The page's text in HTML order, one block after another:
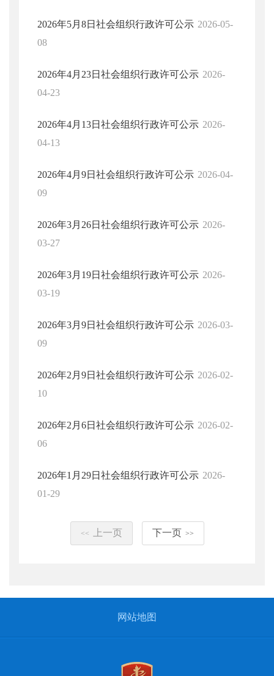
2026年5月8日社会组织行政许可公示 2026-05-
08
2026年4月23日社会组织行政许可公示 2026-
04-23
2026年4月13日社会组织行政许可公示 2026-
04-13
2026年4月9日社会组织行政许可公示 2026-04-
09
2026年3月26日社会组织行政许可公示 2026-
03-27
2026年3月19日社会组织行政许可公示 2026-
03-19
2026年3月9日社会组织行政许可公示 2026-03-
09
2026年2月9日社会组织行政许可公示 2026-02-
10
2026年2月6日社会组织行政许可公示 2026-02-
06
2026年1月29日社会组织行政许可公示 2026-
01-29
<< 上一页 下一页 >>
网站地图